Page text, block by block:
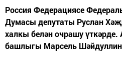
Россия Федерациясе
Думасы депутаты Руслан
халкы белән очрашу
башлыгы Марсель Шәйдуллин